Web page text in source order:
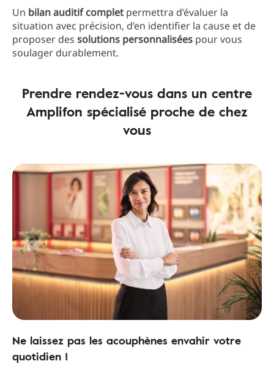
Un bilan auditif complet permettra d’évaluer la
situation avec précision, d’en identifier la cause et de
proposer des solutions personnalisées pour vous
soulager durablement.
Prendre rendez-vous dans un centre
Amplifon spécialisé proche de chez
vous
Ne laissez pas les acouphènes envahir votre
quotidien !